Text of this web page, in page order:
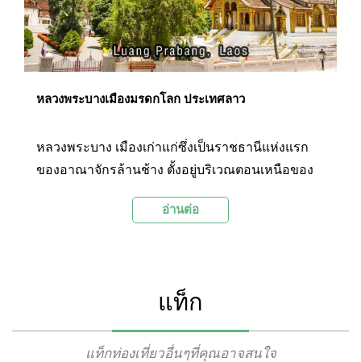
หลวงพระบางเมืองมรดกโลก ประเทศลาว
หลวงพระบาง เมืองเก่าแก่ซึ่งเป็นราชธานีแห่งแรก
ของอาณาจักรล้านช้าง ตั้งอยู่บริเวณตอนเหนือของ
ในจุดที่แม่น้ำโขงและแม่น้ำคานไหลมาบรรจบกัน
ขนบธรรมเนียมประเพณีที่งดงาม โดยเฉพาะ
ประเพณี”ตักบาตรข้าวเหนียว”อันขึ้นชื่อ อีกทั้งยังได้
รับการยกย่องว่าเป็นเมืองที่ได้รับการปกปักรักษาที่ดี
อ่านต่อ
แท็ก
แท็กท่องเที่ยวอื่นๆที่คุณอาจสนใจ